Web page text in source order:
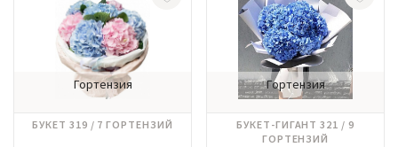
Гортензия
БУКЕТ 319 / 7 ГОРТЕНЗИЙ
Гортензия
БУКЕТ-ГИГАНТ 321 / 9
ГОРТЕНЗИЙ